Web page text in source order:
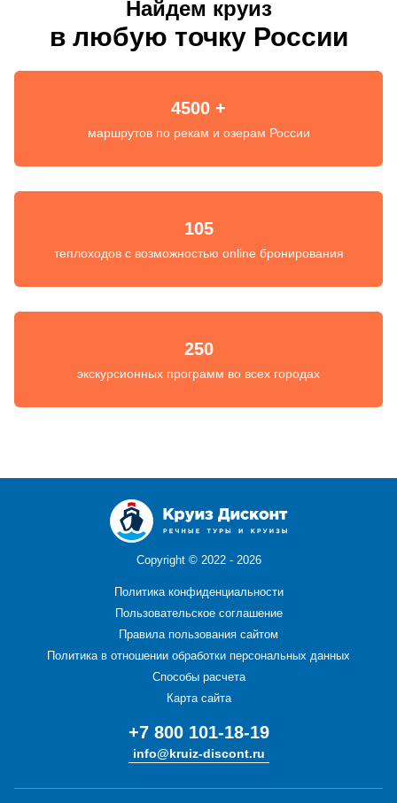
Найдем круиз
в любую точку России
4500 +
маршрутов по рекам и озерам России
105
теплоходов с возможностью online бронирования
250
экскурсионных программ во всех городах
Copyright © 2022 - 2026
Политика конфиденциальности
Пользовательское соглашение
Правила пользования сайтом
Политика в отношении обработки персональных данных
Способы расчета
Карта сайта
+7 800 101-18-19
info@kruiz-discont.ru